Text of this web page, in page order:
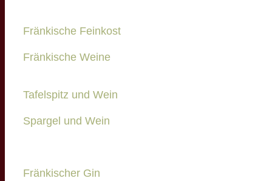
Fränkische Feinkost
Fränkische Weine
Tafelspitz und Wein
Spargel und Wein
Fränkischer Gin